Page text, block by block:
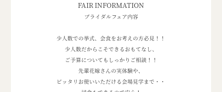
FAIR INFORMATION
ブライダルフェア内容
少人数での挙式、会食をお考えの方必見！！
少人数だからこそできるおもてなし、
ご予算についてもしっかりご相談！！
先輩花嫁さんの実体験や、
ピッタリお使いいただける会場見学まで・・